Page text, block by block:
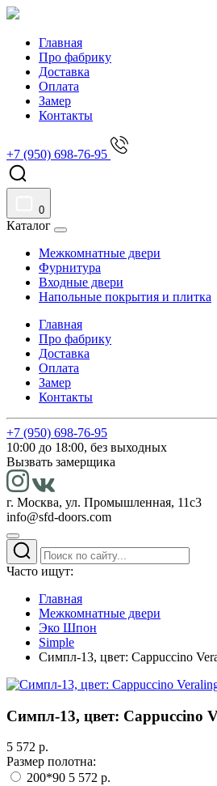
Главная
Про фабрику
Доставка
Оплата
Замер
Контакты
+7 (950) 698-76-95
0
Каталог
Межкомнатные двери
Фурнитура
Входные двери
Напольные покрытия и плитка
Главная
Про фабрику
Доставка
Оплата
Замер
Контакты
+7 (950) 698-76-95
10:00 до 18:00, без выходных
Вызвать замерщика
г. Москва, ул. Промышленная, 11с3
info@sfd-doors.com
Часто ищут:
Главная
Межкомнатные двери
Эко Шпон
Simple
Симпл-13, цвет: Cappuccino
Симпл-13, цвет: Cappuccino
5 572 р.
Размер полотна:
200*90 5 572 р.